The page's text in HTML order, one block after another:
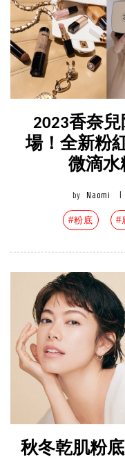
2023香奈
場！全新粉
微滴水
by Naomi
#粉底 #
秋冬乾肌粉